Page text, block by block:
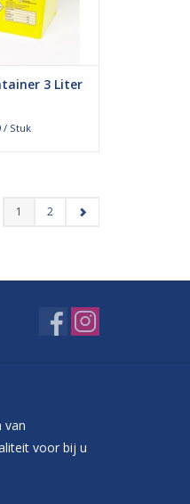
3 Liter
/ Stuk
1 2
van
voor bij u